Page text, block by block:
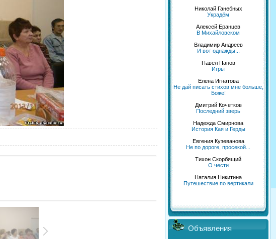
Николай Ганебных
Украдём
Алексей Еранцев
В Михайловском
Владимир Андреев
И вот однажды...
Павел Панов
Игры
Елена Игнатова
Не дай писать стихов мне больше,
Боже!
Дмитрий Кочетков
Последний зверь
Надежда Смирнова
История Кая и Герды
Евгения Кузеванова
Не по дороге, просекой...
Тихон Скорбящий
О чести
Наталия Никитина
Путешествие по вертикали
Объявления